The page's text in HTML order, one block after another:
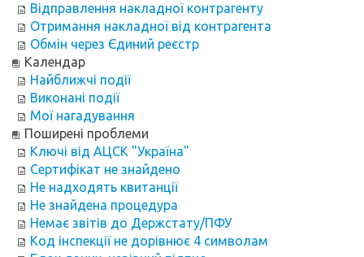
Відправлення накладної контрагенту
Отримання накладної від контрагента
Обмін через Єдиний реєстр
Календар
Найближчі події
Виконані події
Мої нагадування
Поширені проблеми
Ключі від АЦСК "Україна"
Сертифікат не знайдено
Не надходять квитанції
Не знайдена процедура
Немає звітів до Держстату/ПФУ
Код інспекції не дорівнює 4 символам